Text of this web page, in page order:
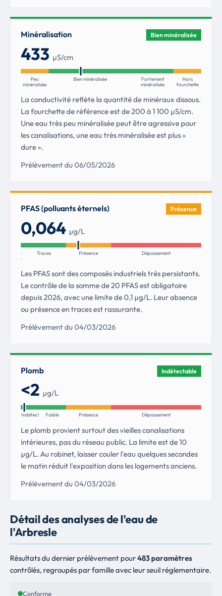
Minéralisation Bien minéralisée
433 µS/cm
Peu
minéralisée
Bien minéralisée
Fortement
minéralisée
Hors
fourchette
La conductivité reflète la quantité de minéraux dissous.
La fourchette de référence est de 200 à 1 100 µS/cm.
Une eau très peu minéralisée peut être agressive pour
les canalisations, une eau très minéralisée est plus «
dure ».
Prélèvement du 06/05/2026
PFAS (polluants éternels) Présence
0,064 µg/L
Non
détectés
Traces Présence Dépassement
Les PFAS sont des composés industriels très persistants.
Le contrôle de la somme de 20 PFAS est obligatoire
depuis 2026, avec une limite de 0,1 µg/L. Leur absence
ou présence en traces est rassurante.
Prélèvement du 04/03/2026
Plomb Indétectable
<2 µg/L
IndétectableFaible Présence Dépassement
Le plomb provient surtout des vieilles canalisations
intérieures, pas du réseau public. La limite est de 10
µg/L. Au robinet, laisser couler l'eau quelques secondes
le matin réduit l'exposition dans les logements anciens.
Prélèvement du 04/03/2026
Détail des analyses de l'eau de
l'Arbresle
Résultats du dernier prélèvement pour483 paramètres
contrôlés, regroupés par famille avec leur seuil réglementaire.
Conforme